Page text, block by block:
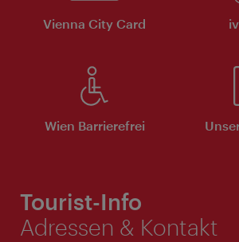
Vienna City Card
Wien Barrierefrei
Tourist-Info
Adressen & Kontakt